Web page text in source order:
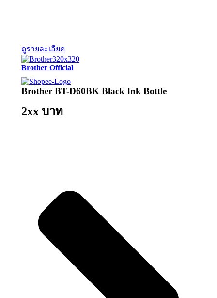
ดูรายละเอียด
Brother Official
Brother BT-D60BK Black Ink Bottle
2xx บาท